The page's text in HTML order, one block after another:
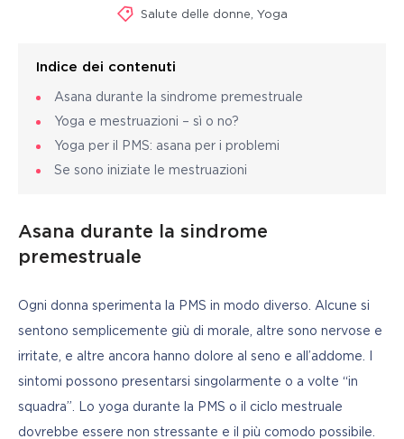
Salute delle donne Yoga
Indice dei contenuti
Asana durante la sindrome premestruale
Yoga e mestruazioni – sì o no?
Yoga per il PMS: asana per i problemi
Se sono iniziate le mestruazioni
Asana durante la sindrome
premestruale
Ogni donna sperimenta la PMS in modo diverso. Alcune si
sentono semplicemente giù di morale, altre sono nervose e
irritate, e altre ancora hanno dolore al seno e all’addome. I
sintomi possono presentarsi singolarmente o a volte “in
squadra”. Lo yoga durante la PMS o il ciclo mestruale
dovrebbe essere non stressante e il più comodo possibile.